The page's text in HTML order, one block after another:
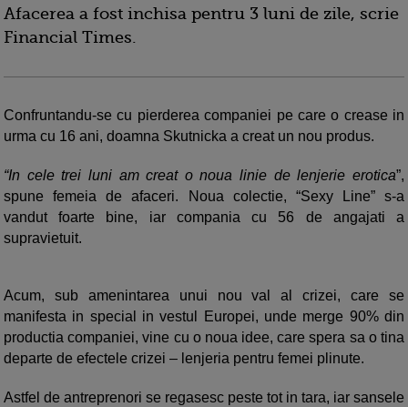
Afacerea a fost inchisa pentru 3 luni de zile, scrie
Financial Times.
Confruntandu-se cu pierderea companiei pe care o crease in
urma cu 16 ani, doamna Skutnicka a creat un nou produs.
“In cele trei luni am creat o noua linie de lenjerie erotica”,
spune femeia de afaceri. Noua colectie, “Sexy Line” s-a
vandut foarte bine, iar compania cu 56 de angajati a
supravietuit.
Acum, sub amenintarea unui nou val al crizei, care se
manifesta in special in vestul Europei, unde merge 90% din
productia companiei, vine cu o noua idee, care spera sa o tina
departe de efectele crizei – lenjeria pentru femei plinute.
Astfel de antreprenori se regasesc peste tot in tara, iar sansele